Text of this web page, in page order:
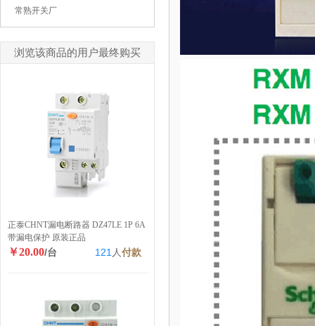
常熟开关厂
浏览该商品的用户最终购买
正泰CHNT漏电断路器 DZ47LE 1P 6A
带漏电保护 原装正品
￥20.00/台 121 人付款